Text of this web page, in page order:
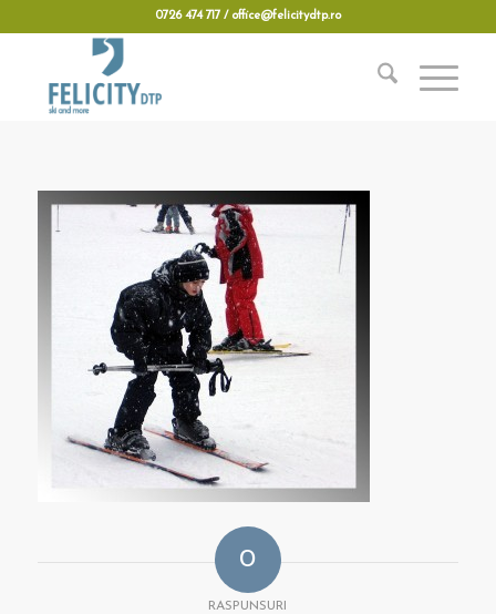
0726 474 717 / office@felicitydtp.ro
0
RASPUNSURI